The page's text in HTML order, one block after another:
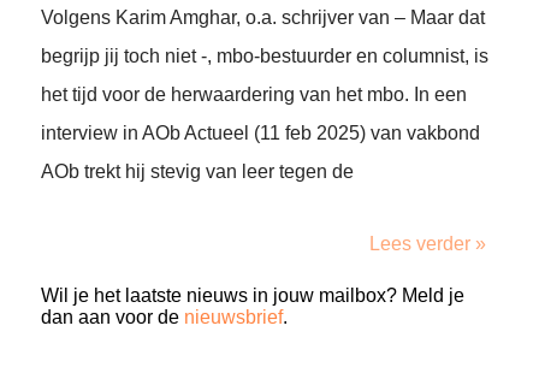
Volgens Karim Amghar, o.a. schrijver van – Maar dat
begrijp jij toch niet -, mbo-bestuurder en columnist, is
het tijd voor de herwaardering van het mbo. In een
interview in AOb Actueel (11 feb 2025) van vakbond
AOb trekt hij stevig van leer tegen de
Lees verder »
Wil je het laatste nieuws in jouw mailbox? Meld je
dan aan voor de nieuwsbrief.